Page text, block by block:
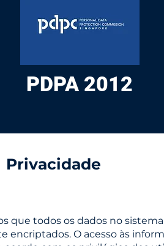
PDPA 2012
click on the right arrow.
Privacidade
que todos os dados no sistema
encriptados. O acesso às